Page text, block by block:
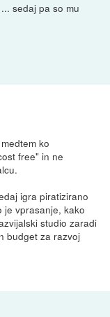
sedaj pa so mu
ko
free" in ne
igra piratizirano
vprasanje, kako
studio zaradi
budget za razvoj